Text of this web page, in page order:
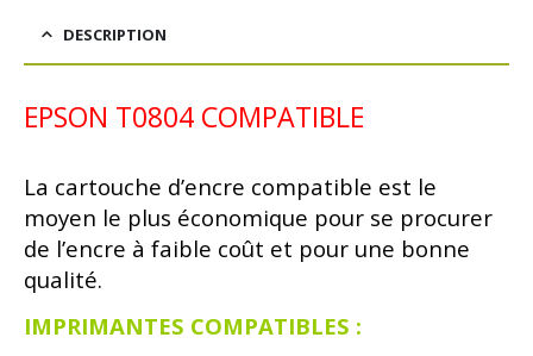
DESCRIPTION
EPSON T0804 COMPATIBLE
La cartouche d’encre compatible est le
moyen le plus économique pour se procurer
de l’encre à faible coût et pour une bonne
qualité.
IMPRIMANTES COMPATIBLES :